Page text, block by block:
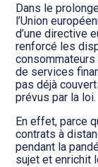
Dans le
l’Union
d’une directive
renforcé les
de services
pas déjà
prévus par la loi.
En effet, parce
contrats à
pendant la
sujet et enrichit